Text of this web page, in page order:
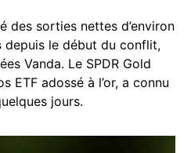
des sorties nettes d’environ
depuis le début du conflit,
Vanda. Le SPDR Gold
ETF adossé à l’or, a connu
jours.